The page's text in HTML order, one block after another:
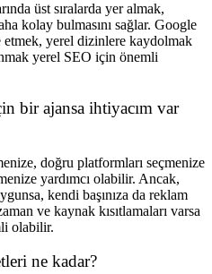
üst sıralarda yer almak,
kolay bulmasını sağlar. Google
yerel dizinlere kaydolmak
yerel SEO için önemli
bir ajansa ihtiyacım var
doğru platformları seçmenize
yardımcı olabilir. Ancak,
kendi başınıza da reklam
ve kaynak kısıtlamaları varsa
olabilir.
ne kadar?